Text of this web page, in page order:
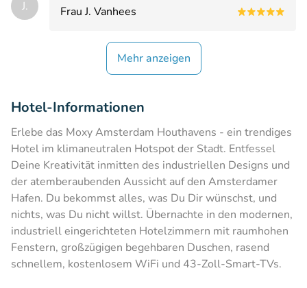
J. Frau J. Vanhees
Mehr anzeigen
Hotel-Informationen
Erlebe das Moxy Amsterdam Houthavens - ein trendiges
Hotel im klimaneutralen Hotspot der Stadt. Entfessel
Deine Kreativität inmitten des industriellen Designs und
der atemberaubenden Aussicht auf den Amsterdamer
Hafen. Du bekommst alles, was Du Dir wünschst, und
nichts, was Du nicht willst. Übernachte in den modernen,
industriell eingerichteten Hotelzimmern mit raumhohen
Fenstern, großzügigen begehbaren Duschen, rasend
schnellem, kostenlosem WiFi und 43-Zoll-Smart-TVs.